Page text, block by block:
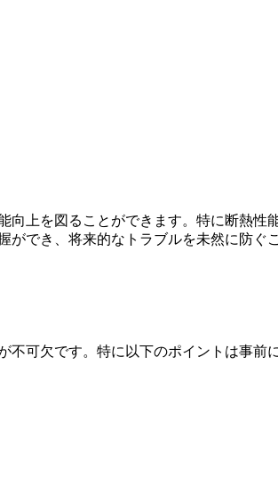
上を図ることができます。特に断熱性
でき、将来的なトラブルを未然に防ぐ
可欠です。特に以下のポイントは事前